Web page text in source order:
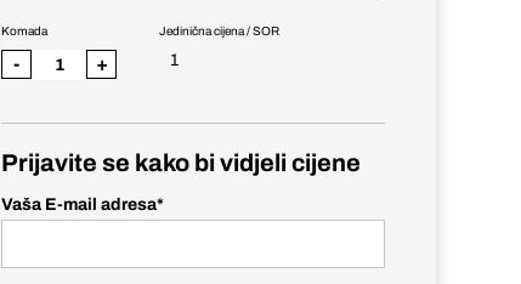
Jedinična cijena / SOR
1
Komada
- +
Prijavite se kako bi vidjeli cijene
Vaša E-mail adresa*